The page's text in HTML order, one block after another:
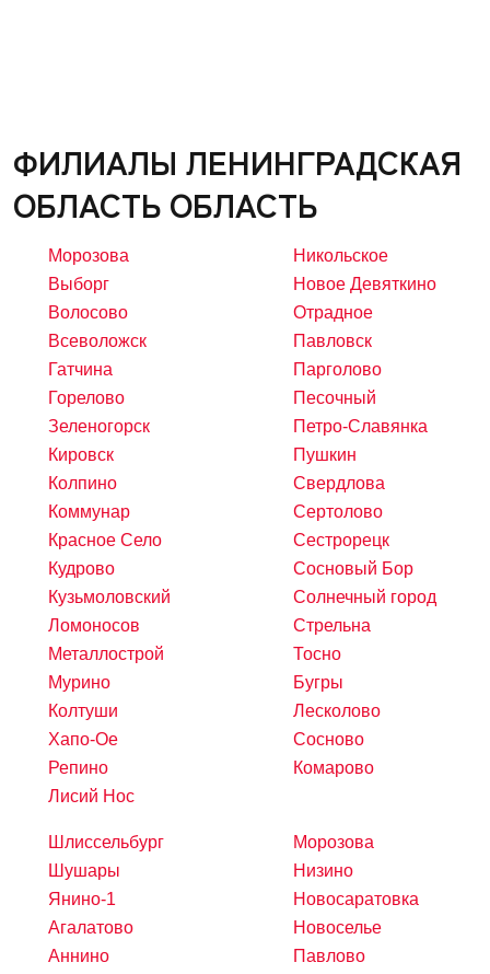
ФИЛИАЛЫ ЛЕНИНГРАДСКАЯ
ОБЛАСТЬ ОБЛАСТЬ
Морозова
Выборг
Волосово
Всеволожск
Гатчина
Горелово
Зеленогорск
Кировск
Колпино
Коммунар
Красное Село
Кудрово
Кузьмоловский
Ломоносов
Металлострой
Мурино
Колтуши
Хапо-Ое
Репино
Лисий Нос
Никольское
Новое Девяткино
Отрадное
Павловск
Парголово
Песочный
Петро-Славянка
Пушкин
Свердлова
Сертолово
Сестрорецк
Сосновый Бор
Солнечный город
Стрельна
Тосно
Бугры
Лесколово
Сосново
Комарово
Шлиссельбург
Шушары
Янино-1
Агалатово
Аннино
Морозова
Низино
Новосаратовка
Новоселье
Павлово